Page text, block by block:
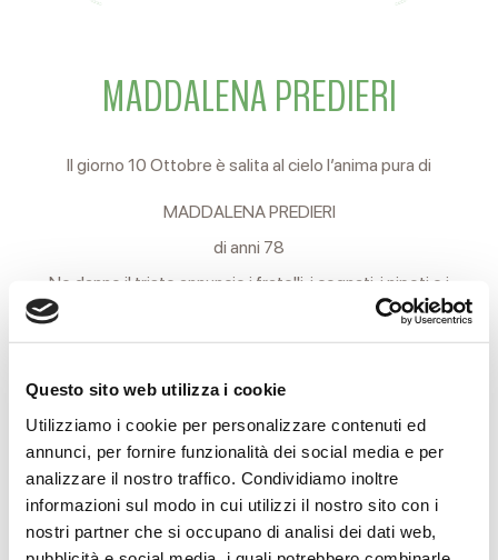
Questo sito web utilizza i cookie
Utilizziamo i cookie per personalizzare contenuti ed
annunci, per fornire funzionalità dei social media e per
analizzare il nostro traffico. Condividiamo inoltre
informazioni sul modo in cui utilizzi il nostro sito con i
nostri partner che si occupano di analisi dei dati web,
MADDALENA PREDIERI
Il giorno 10 Ottobre è salita al cielo l’anima pura di
MADDALENA PREDIERI
di anni 78
Ne danno il triste annuncio i fratelli, i cognati, i nipoti e i
Chiesa delle camere ardenti dell’Arcispedale Santa Maria
Nuova. Al termine della funzione religiosa si proseguirà per il
cimitero di San Pietro in Viano.
Si ringraziano anticipatamente coloro che interverranno alla
cerimonia.